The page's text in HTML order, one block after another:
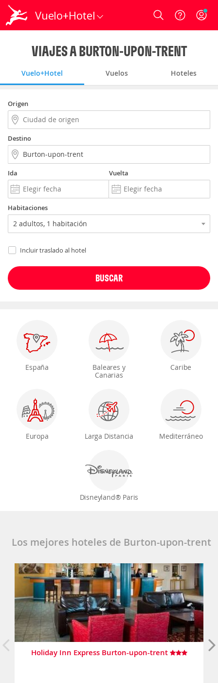
Vuelo+Hotel Login
VIAJES A BURTON-UPON-TRENT
Vuelo+Hotel Vuelos Hoteles
Origen
Destino
Ida Vuelta
Habitaciones
Incluir traslado al hotel
España
Baleares y
Canarias
Caribe
Europa Larga Distancia Mediterráneo
Disneyland® Paris
Los mejores hoteles de Burton-upon-trent
Holiday Inn Express Burton-upon-trent